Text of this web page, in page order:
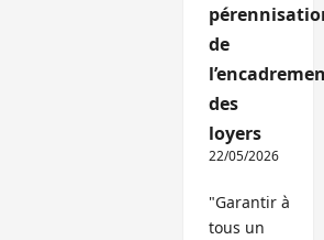
de
des
loyers
22/05/2026
"Garantir à
tous un